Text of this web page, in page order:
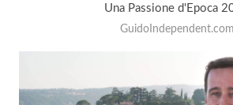
Una Passione d'Epoca
GuidoIndependent.com